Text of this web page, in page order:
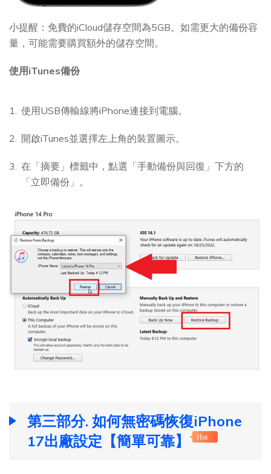
小提醒：免費的iCloud儲存空間為5GB。如需更大的備份容
量，可能需要購買額外的儲存空間。
使用iTunes備份
使用USB傳輸線將iPhone連接到電腦。
開啟iTunes並選擇左上角的裝置圖示。
在「摘要」標籤中，點選「手動備份與回復」下方的
「立即備份」。
第三部分. 如何無密碼恢復iPhone
17出廠設定【簡單可靠】
Hot